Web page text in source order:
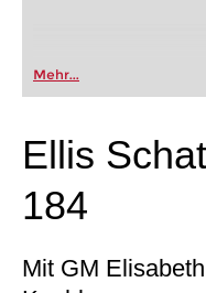
Mehr...
Ellis
184
Mit GM